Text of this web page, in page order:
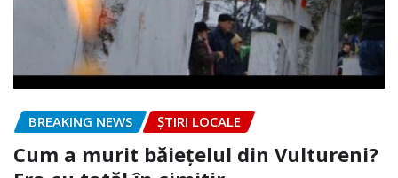
BREAKING NEWS ȘTIRI LOCALE
Cum a murit băiețelul din Vultureni?